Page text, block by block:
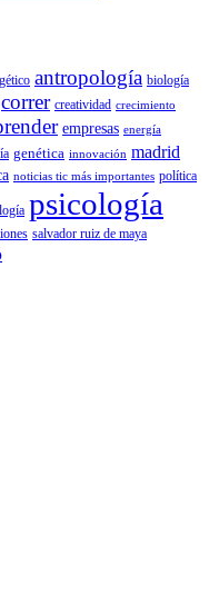
antropología biología
correr creatividad crecimiento
empresas energía
genética innovación madrid
noticias tic más importantes política
psicología
salvador ruiz de maya